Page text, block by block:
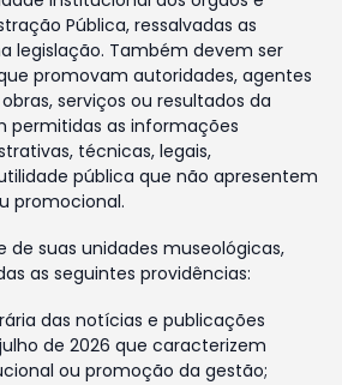
Pública, ressalvadas as
legislação. Também devem ser
promovam autoridades, agentes
serviços ou resultados da
permitidas as informações
técnicas, legais,
pública que não apresentem
promocional.
de suas unidades museológicas,
as seguintes providências:
das notícias e publicações
de 2026 que caracterizem
ou promoção da gestão;